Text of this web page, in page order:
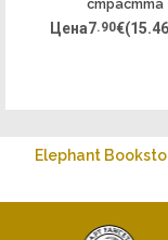
страстта
Цена7.90€
Elephant